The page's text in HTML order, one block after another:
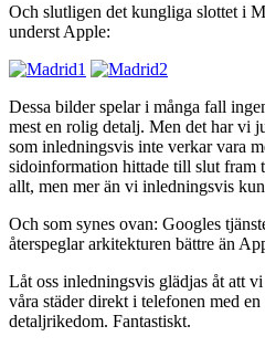
Och slutligen det kungliga slottet i
underst Apple:
Dessa bilder spelar i många fall
mest en rolig detalj. Men det har vi
som inledningsvis inte verkar vara
sidoinformation hittade till slut
allt, men mer än vi inledningsvis
Och som synes ovan: Googles
återspeglar arkitekturen bättre än
Låt oss inledningsvis glädjas åt att
våra städer direkt i telefonen med
detaljrikedom. Fantastiskt.